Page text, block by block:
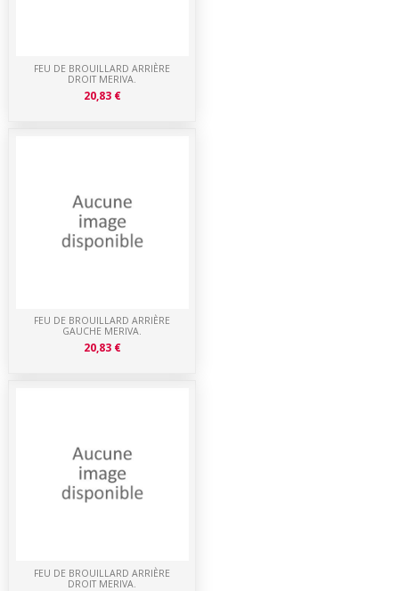
FEU DE BROUILLARD ARRIÈRE
DROIT MERIVA.
FEU DE BROUILLARD ARRIÈRE
GAUCHE MERIVA.
20,83 €
FEU DE BROUILLARD ARRIÈRE
DROIT MERIVA.
20,83 €